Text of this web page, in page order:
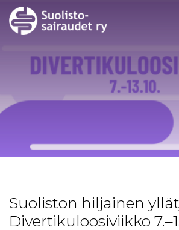
Suoliston hiljainen
Divertikuloosiviikko